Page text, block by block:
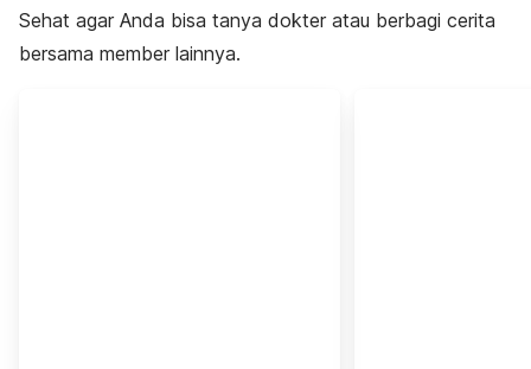
Sehat agar Anda bisa tanya dokter atau berbagi cerita
bersama member lainnya.